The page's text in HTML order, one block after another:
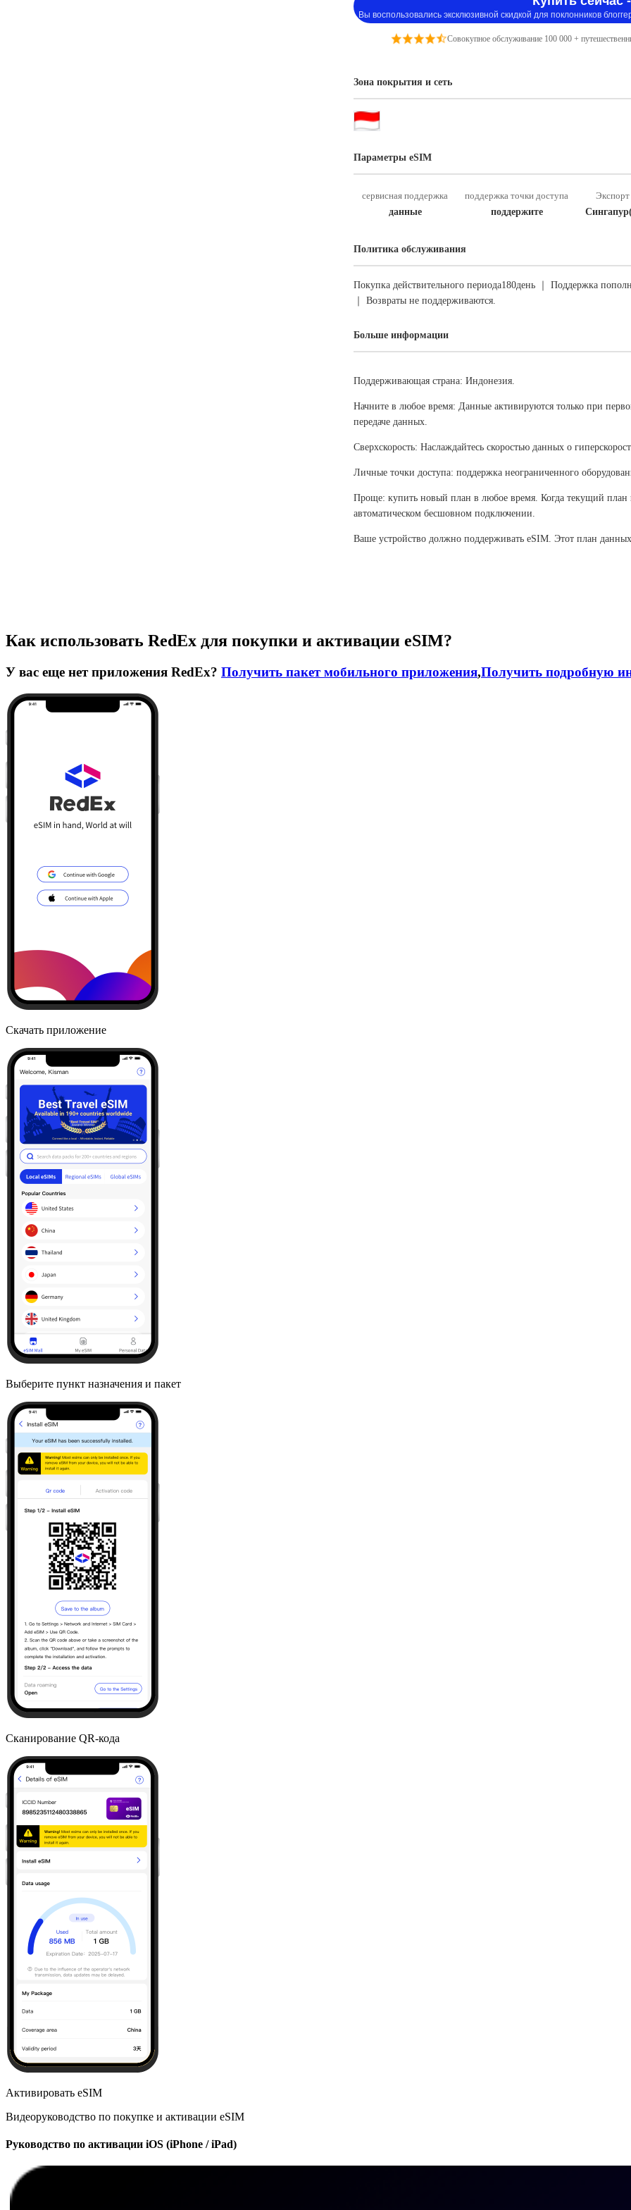
Вы воспользовались эксклюзивной скидкой для поклонников
Совокупное обслуживание 100 000 +
Зона покрытия и сеть
Параметры eSIM
сервисная поддержка
данные
поддержка точки доступа
поддержите
Экспорт
Политика обслуживания
Покупка действительного периода180день ｜ Поддержка
｜ Возвраты не поддерживаются.
Больше информации
Поддерживающая страна: Индонезия.
Начните в любое время: Данные активируются только при
передаче данных.
Сверхскорость: Наслаждайтесь скоростью данных о
Личные точки доступа: поддержка неограниченного
Проще: купить новый план в любое время. Когда текущий план
автоматическом бесшовном подключении.
Ваше устройство должно поддерживать eSIM. Этот план
Как использовать RedEx для покупки и активации eSIM?
У вас еще нет приложения RedEx? Получить пакет мобильного приложения,Получить подробную
Скачать приложение
Выберите пункт назначения и пакет
Сканирование QR-кода
Активировать eSIM
Видеоруководство по покупке и активации eSIM
Руководство по активации iOS (iPhone / iPad)